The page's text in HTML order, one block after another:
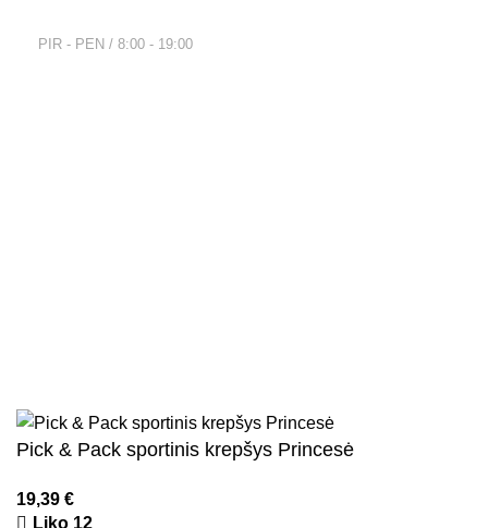
PIR - PEN / 8:00 - 19:00
Pick & Pack sportinis krepšys Princesė
19,39 €
Liko 12